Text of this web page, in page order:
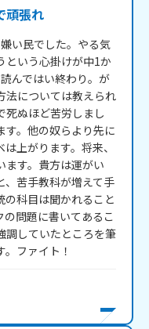
頑張れ
い民でした。やる気
という心掛けが中1か
んではい終わり。が
法については教えられ
死ぬほど苦労しまし
す。他の奴らより先に
上がります。将来、
ます。貴方は運がい
、苦手教科が増えて手
科目は聞かれること
問題に書いてあるこ
調していたところを筆
ファイト！